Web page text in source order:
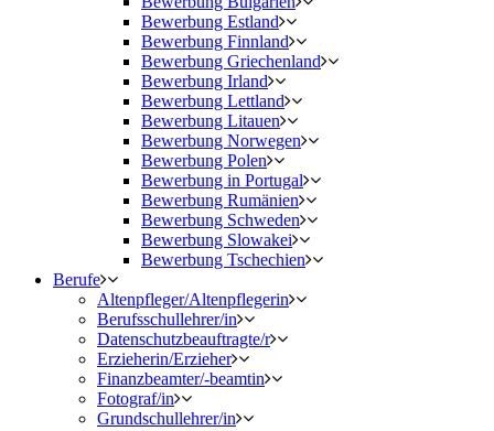
Bewerbung Estland
Bewerbung Finnland
Bewerbung Griechenland
Bewerbung Irland
Bewerbung Lettland
Bewerbung Litauen
Bewerbung Norwegen
Bewerbung Polen
Bewerbung in Portugal
Bewerbung Rumänien
Bewerbung Schweden
Bewerbung Slowakei
Bewerbung Tschechien
Berufe
Altenpfleger/Altenpflegerin
Berufsschullehrer/in
Datenschutzbeauftragte/r
Erzieherin/Erzieher
Finanzbeamter/-beamtin
Fotograf/in
Grundschullehrer/in